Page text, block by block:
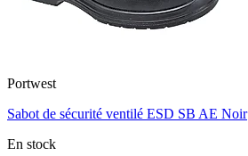
Portwest
Sabot de sécurité ventilé ESD SB AE Noir
En stock